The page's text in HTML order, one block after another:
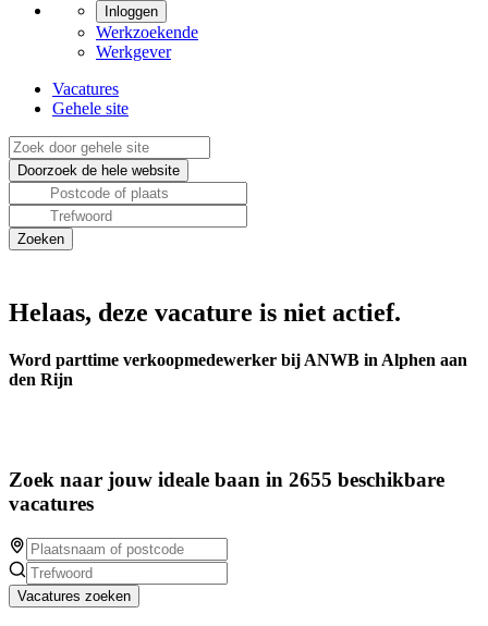
Inloggen
Werkzoekende
Werkgever
Vacatures
Gehele site
Helaas, deze vacature is niet actief.
Word parttime verkoopmedewerker bij ANWB in Alphen aan
den Rijn
Zoek naar jouw ideale baan in 2655 beschikbare
vacatures
Vacatures zoeken